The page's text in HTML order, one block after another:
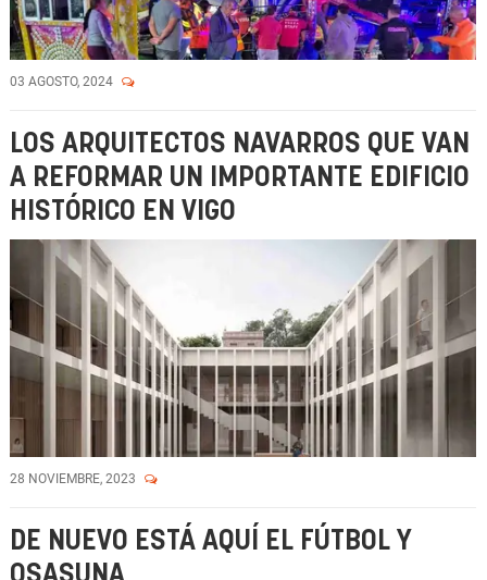
03 AGOSTO, 2024
LOS ARQUITECTOS NAVARROS QUE VAN
A REFORMAR UN IMPORTANTE EDIFICIO
HISTÓRICO EN VIGO
28 NOVIEMBRE, 2023
DE NUEVO ESTÁ AQUÍ EL FÚTBOL Y